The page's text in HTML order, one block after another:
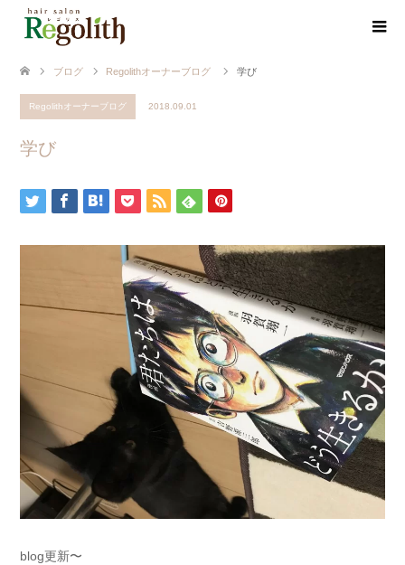
ブログ Regolithオーナーブログ 学び
Regolithオーナーブログ 2018.09.01
学び
blog更新〜